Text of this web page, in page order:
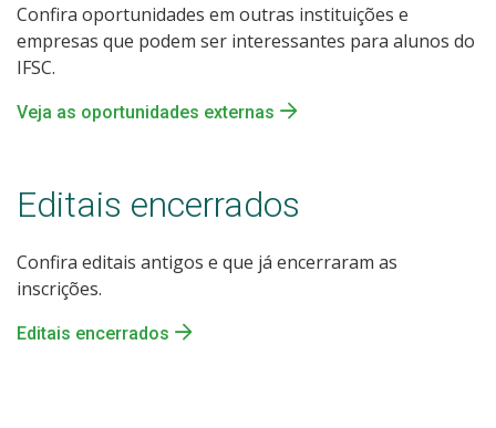
Confira oportunidades em outras instituições e
empresas que podem ser interessantes para alunos do
IFSC.
Veja as oportunidades externas
Editais encerrados
Confira editais antigos e que já encerraram as
inscrições.
Editais encerrados